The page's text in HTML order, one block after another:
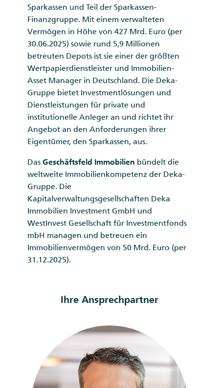
Sparkassen und Teil der Sparkassen-
Finanzgruppe. Mit einem verwalteten
Vermögen in Höhe von 427 Mrd. Euro (per
30.06.2025) sowie rund 5,9 Millionen
betreuten Depots ist sie einer der größten
Wertpapierdienstleister und Immobilien-
Asset Manager in Deutschland. Die Deka-
Gruppe bietet Investmentlösungen und
Dienstleistungen für private und
institutionelle Anleger an und richtet ihr
Angebot an den Anforderungen ihrer
Eigentümer, den Sparkassen, aus.
Das Geschäftsfeld Immobilien bündelt die
weltweite Immobilienkompetenz der Deka-
Gruppe. Die
Kapitalverwaltungsgesellschaften Deka
Immobilien Investment GmbH und
WestInvest Gesellschaft für Investmentfonds
mbH managen und betreuen ein
Immobilienvermögen von 50 Mrd. Euro (per
31.12.2025).
Ihre Ansprechpartner